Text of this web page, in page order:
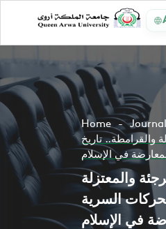
Home
Journal
والقرامطة.. تاريخ
في الإسلام
والمعتزلة
السرية
في الإسلام